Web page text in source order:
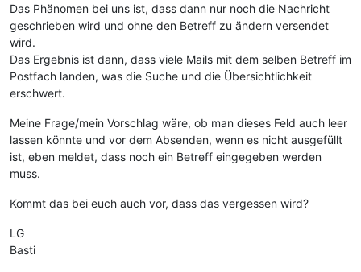
Das Phänomen bei uns ist, dass dann nur noch die Nachricht
geschrieben wird und ohne den Betreff zu ändern versendet
wird.
Das Ergebnis ist dann, dass viele Mails mit dem selben Betreff im
Postfach landen, was die Suche und die Übersichtlichkeit
erschwert.
Meine Frage/mein Vorschlag wäre, ob man dieses Feld auch leer
lassen könnte und vor dem Absenden, wenn es nicht ausgefüllt
ist, eben meldet, dass noch ein Betreff eingegeben werden
muss.
Kommt das bei euch auch vor, dass das vergessen wird?
LG
Basti